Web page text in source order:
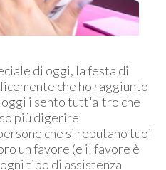
di oggi, la festa di
che ho raggiunto
i sento tutt'altro che
più digerire
che si reputano tuoi
un favore (e il favore è
tipo di assistenza